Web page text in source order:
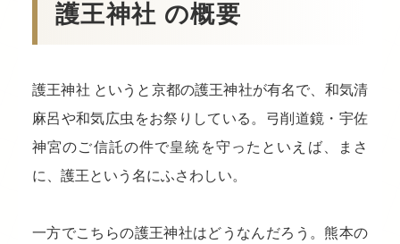
護王神社 の概要
護王神社 というと京都の護王神社が有名で、和気清
麻呂や和気広虫をお祭りしている。弓削道鏡・宇佐
神宮のご信託の件で皇統を守ったといえば、まさ
に、護王という名にふさわしい。
一方でこちらの護王神社はどうなんだろう。熊本の